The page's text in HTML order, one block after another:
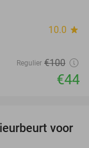
10.0 star
Regulier €100
€44
53%
voor